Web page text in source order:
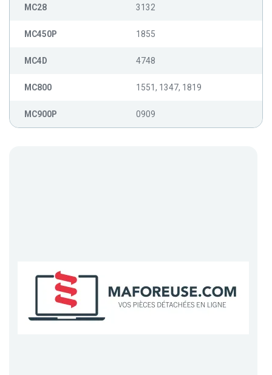
MC28 3132
MC450P 1855
MC4D 4748
MC800 1551, 1347, 1819
MC900P 0909